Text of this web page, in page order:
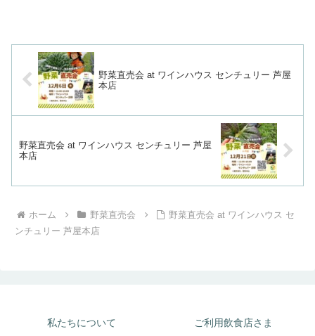
野菜直売会 at ワインハウス センチュリー 芦屋
本店
野菜直売会 at ワインハウス センチュリー 芦屋
本店
ホーム 野菜直売会
野菜直売会 at ワインハウス セ
ンチュリー 芦屋本店
私たちについて ご利用飲食店さま